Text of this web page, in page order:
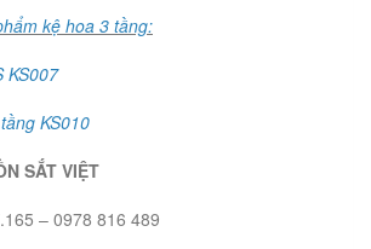
kệ hoa 3 tầng:
KS007
KS010
SẮT VIỆT
– 0978 816 489